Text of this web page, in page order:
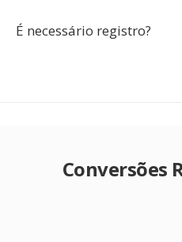
É necessário registro?
Conversões